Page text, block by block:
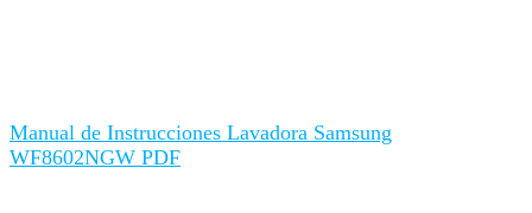
Manual de Instrucciones Lavadora Samsung
WF8602NGW PDF